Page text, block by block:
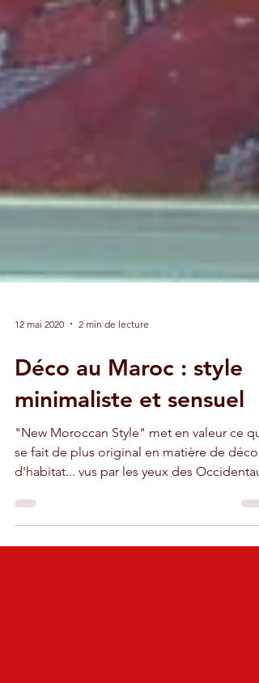
12 mai 2020 2 min de lecture
Déco au Maroc : style
minimaliste et sensuel
"New Moroccan Style" met en valeur ce qui
d'habitat... vus par les yeux des